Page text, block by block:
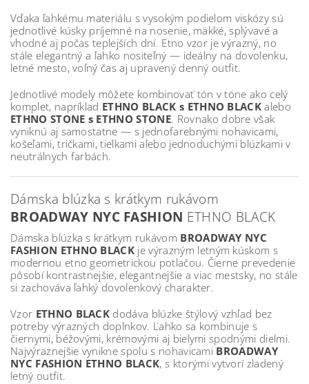
Vďaka ľahkému materiálu s vysokým podielom viskózy sú
jednotlivé kúsky príjemné na nosenie, mäkké, splývavé a
vhodné aj počas teplejších dní. Etno vzor je výrazný, no
stále elegantný a ľahko nositeľný — ideálny na dovolenku,
letné mesto, voľný čas aj upravený denný outfit.
Jednotlivé modely môžete kombinovať tón v tóne ako celý
komplet, napríklad ETHNO BLACK s ETHNO BLACK alebo
ETHNO STONE s ETHNO STONE. Rovnako dobre však
vyniknú aj samostatne — s jednofarebnými nohavicami,
košeľami, tričkami, tielkami alebo jednoduchými blúzkami v
neutrálnych farbách.
Dámska blúzka s krátkym rukávom
BROADWAY NYC FASHION ETHNO BLACK
Dámska blúzka s krátkym rukávom BROADWAY NYC
FASHION ETHNO BLACK je výrazným letným kúskom s
modernou etno geometrickou potlačou. Čierne prevedenie
pôsobí kontrastnejšie, elegantnejšie a viac mestsky, no stále
si zachováva ľahký dovolenkový charakter.
Vzor ETHNO BLACK dodáva blúzke štýlový vzhľad bez
potreby výrazných doplnkov. Ľahko sa kombinuje s
čiernymi, béžovými, krémovými aj bielymi spodnými dielmi.
Najvýraznejšie vynikne spolu s nohavicami BROADWAY
NYC FASHION ETHNO BLACK, s ktorými vytvorí zladený
letný outfit.